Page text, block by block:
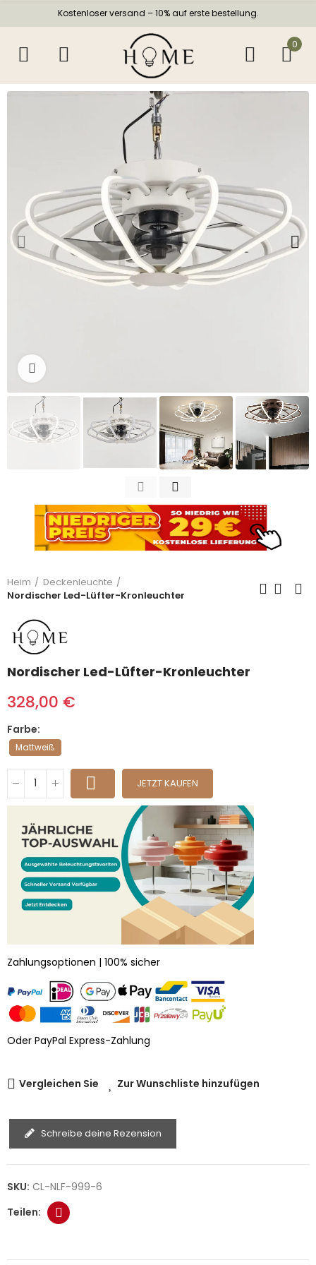
Kostenloser versand – 10% auf erste bestellung.
0
Heim
Deckenleuchte
Nordischer Led-Lüfter-Kronleuchter
Nordischer Led-Lüfter-Kronleuchter
328,00 €
Farbe
Mattweiß
JETZT KAUFEN
Zahlungsoptionen | 100% sicher
Oder PayPal Express-Zahlung
Vergleichen Sie Zur Wunschliste hinzufügen
Schreibe deine Rezension
SKU: CL-NLF-999-6